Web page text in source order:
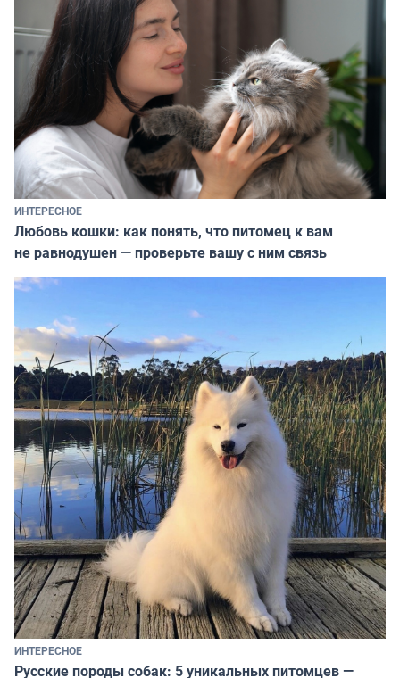
ИНТЕРЕСНОЕ
Любовь кошки: как понять, что питомец к вам
не равнодушен — проверьте вашу с ним связь
ИНТЕРЕСНОЕ
Русские породы собак: 5 уникальных питомцев —